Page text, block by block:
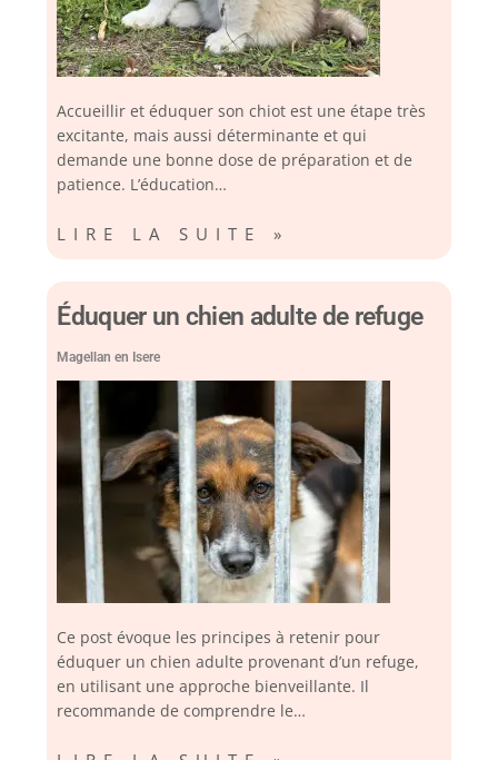
Accueillir et éduquer son chiot est une étape très
excitante, mais aussi déterminante et qui
demande une bonne dose de préparation et de
patience. L’éducation…
LIRE LA SUITE »
Éduquer un chien adulte de refuge
Magellan en Isere
Ce post évoque les principes à retenir pour
éduquer un chien adulte provenant d’un refuge,
en utilisant une approche bienveillante. Il
recommande de comprendre le…